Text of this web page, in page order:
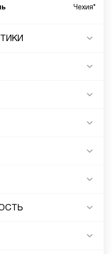
Чехия*